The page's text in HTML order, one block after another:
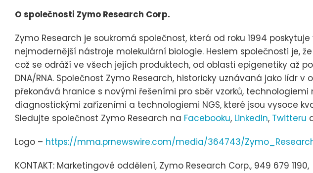
O společnosti Zymo Research Corp.
Zymo Research je soukromá společnost, která od roku 1994
nejmodernější nástroje molekulární biologie. Heslem společnosti je,
což se odráží ve všech jejích produktech, od oblasti epigenetiky až
DNA/RNA. Společnost Zymo Research, historicky uznávaná jako lídr v
překonává hranice s novými řešeními pro sběr vzorků, technologiemi
diagnostickými zařízeními a technologiemi NGS, které jsou vysoce
Sledujte společnost Zymo Research na Facebooku, LinkedIn, Twitteru
Logo – https://mma.prnewswire.com/media/364743/
KONTAKT: Marketingové oddělení, Zymo Research Corp., 949 679 1190,